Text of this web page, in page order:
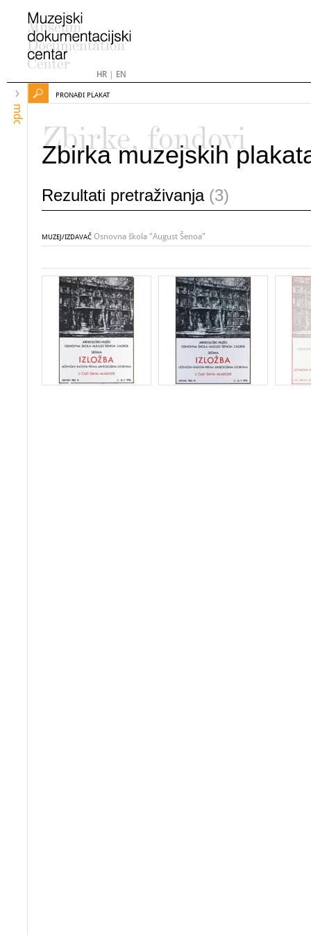
HR| EN
mdc
PRONAĐI PLAKAT
Zbirke, fondovi
Zbirka muzejskih
Rezultati pretraživanja (3)
MUZEJ/IZDAVAČ Osnovna škola "August Šenoa"